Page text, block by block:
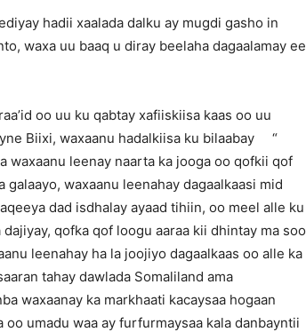
hadii xaalada dalku ay mugdi gasho in
waxa uu baaq u diray beelaha dagaalamay ee
oo uu ku qabtay xafiiskiisa kaas oo uu
Biixi, waxaanu hadalkiisa ku bilaabay “
waxaanu leenay naarta ka jooga oo qofkii qof
waxaanu leenahay dagaalkaasi mid
dad isdhalay ayaad tihiin, oo meel alle ku
qofka qof loogu aaraa kii dhintay ma soo
leenahay ha la joojiyo dagaalkaas oo alle ka
tahay dawlada Somaliland ama
waxaanay ka markhaati kacaysaa hogaan
umadu waa ay furfurmaysaa kala danbayntii